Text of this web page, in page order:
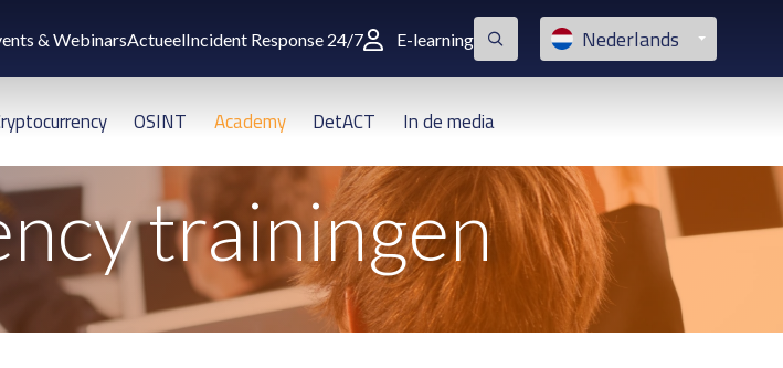
& WebinarsActueelIncident Response 24/7 E-learning Nederlands
OSINT Academy DetACT In de media
trainingen